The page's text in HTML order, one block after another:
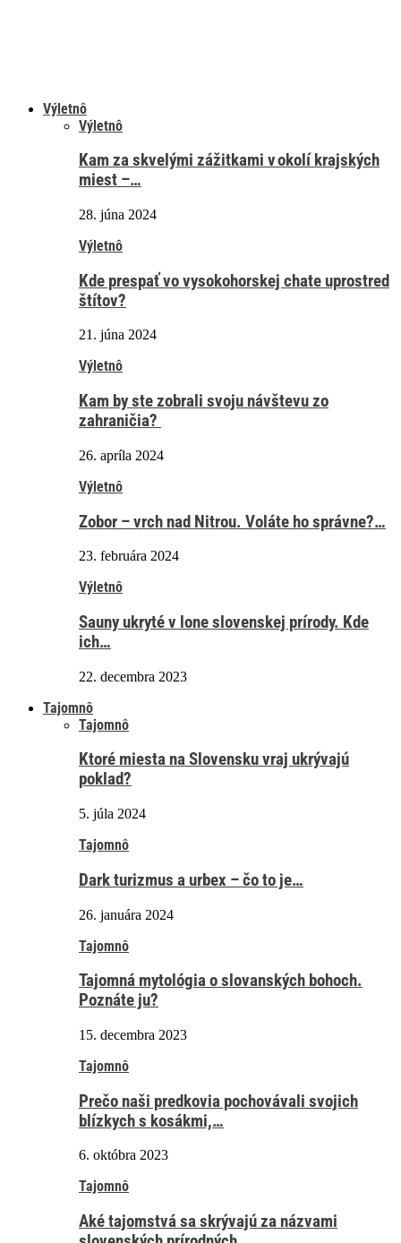
Výletnô
Výletnô
Kam za skvelými zážitkami v okolí krajských
miest –…
28. júna 2024
Výletnô
Kde prespať vo vysokohorskej chate uprostred
štítov?
21. júna 2024
Výletnô
Kam by ste zobrali svoju návštevu zo
zahraničia?
26. apríla 2024
Výletnô
Zobor – vrch nad Nitrou. Voláte ho správne?…
23. februára 2024
Výletnô
Sauny ukryté v lone slovenskej prírody. Kde
ich…
22. decembra 2023
Tajomnô
Tajomnô
Ktoré miesta na Slovensku vraj ukrývajú
poklad?
5. júla 2024
Tajomnô
Dark turizmus a urbex – čo to je…
26. januára 2024
Tajomnô
Tajomná mytológia o slovanských bohoch.
Poznáte ju?
15. decembra 2023
Tajomnô
Prečo naši predkovia pochovávali svojich
blízkych s kosákmi,…
6. októbra 2023
Tajomnô
Aké tajomstvá sa skrývajú za názvami